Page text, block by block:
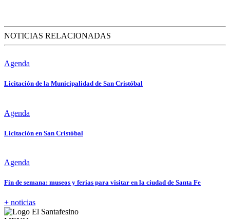
NOTICIAS RELACIONADAS
Agenda
Licitación de la Municipalidad de San Cristóbal
Agenda
Licitación en San Cristóbal
Agenda
Fin de semana: museos y ferias para visitar en la ciudad de Santa Fe
+ noticias